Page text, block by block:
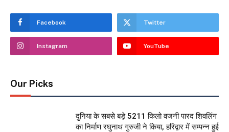
Facebook Twitter
Instagram YouTube
Our Picks
दुनिया के सबसे बड़े 5211 किलो वजनी पारद शिवलिंग
का निर्माण रघुनाथ गुरुजी ने किया, हरिद्वार में सम्पन्न हुई